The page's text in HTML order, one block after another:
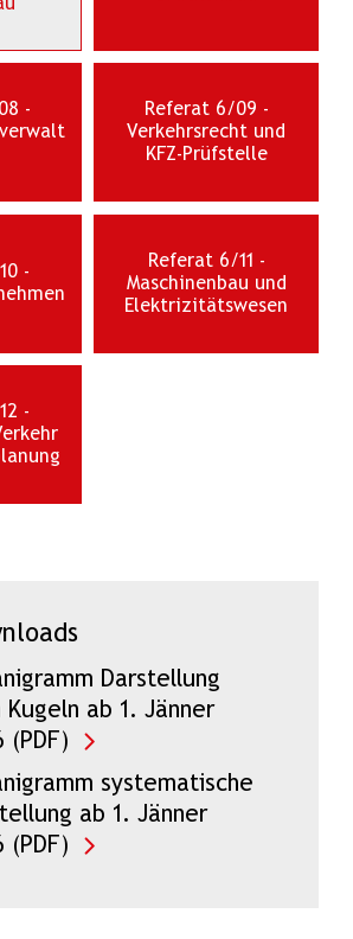
-
Referat 6/09 -
Verkehrsrecht und
KFZ-Prüfstelle
-
Referat 6/11 -
Maschinenbau und
Elektrizitätswesen
-
Darstellung
Kugeln ab 1. Jänner
(PDF)
systematische
ab 1. Jänner
(PDF)